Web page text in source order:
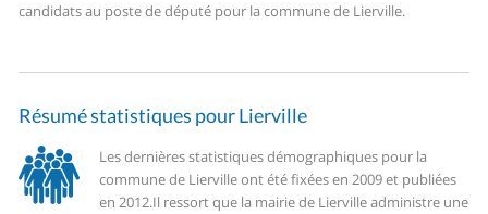
candidats au poste de député pour la commune de Lierville.
Résumé statistiques pour Lierville
Les dernières statistiques démographiques pour la
commune de Lierville ont été fixées en 2009 et publiées
en 2012.Il ressort que la mairie de Lierville administre une